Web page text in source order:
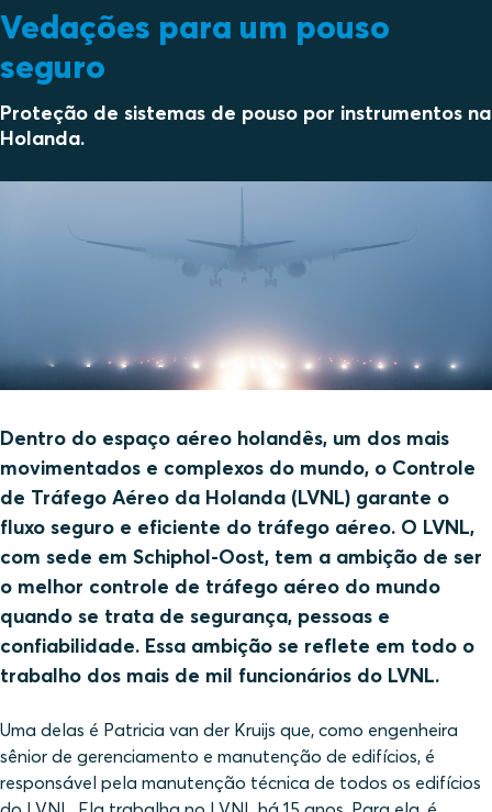
Vedações para um pouso
seguro
Proteção de sistemas de pouso por instrumentos na
Holanda.
Dentro do espaço aéreo holandês, um dos mais
movimentados e complexos do mundo, o Controle
de Tráfego Aéreo da Holanda (LVNL) garante o
fluxo seguro e eficiente do tráfego aéreo. O LVNL,
com sede em Schiphol-Oost, tem a ambição de ser
o melhor controle de tráfego aéreo do mundo
quando se trata de segurança, pessoas e
confiabilidade. Essa ambição se reflete em todo o
trabalho dos mais de mil funcionários do LVNL.
Uma delas é Patricia van der Kruijs que, como engenheira
sênior de gerenciamento e manutenção de edifícios, é
responsável pela manutenção técnica de todos os edifícios